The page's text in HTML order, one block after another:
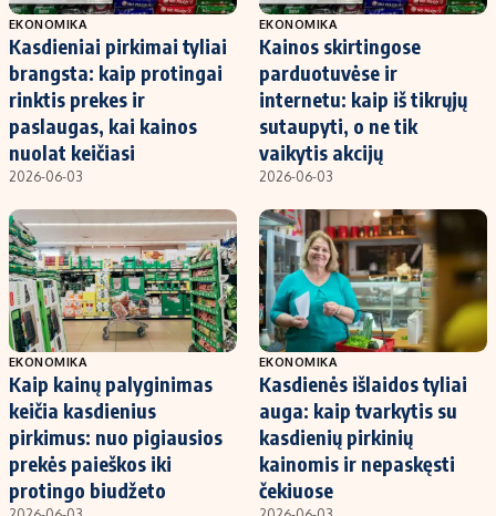
EKONOMIKA
Kasdieniai pirkimai tyliai
brangsta: kaip protingai
rinktis prekes ir
paslaugas, kai kainos
nuolat keičiasi
2026-06-03
EKONOMIKA
Kainos skirtingose
parduotuvėse ir
internetu: kaip iš tikrųjų
sutaupyti, o ne tik
vaikytis akcijų
2026-06-03
EKONOMIKA
Kaip kainų palyginimas
keičia kasdienius
pirkimus: nuo pigiausios
prekės paieškos iki
protingo biudžeto
EKONOMIKA
Kasdienės išlaidos tyliai
auga: kaip tvarkytis su
kasdienių pirkinių
kainomis ir nepaskęsti
čekiuose